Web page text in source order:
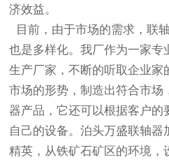
济效益。
目前，由于市场的需求，联
也是多样化。我厂作为一家专
生产厂家，不断的听取企业家
市场的形势，制造出符合市场
器产品，它还可以根据客户的
自己的设备。泊头万盛联轴器
精英，从铁矿石矿区的环境，